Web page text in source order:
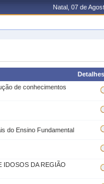
Natal, 07 de
Detalhes
de conhecimentos
do Ensino Fundamental
IDOSOS DA REGIÃO